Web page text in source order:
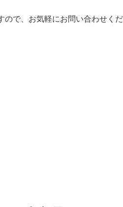
で、お気軽にお問い合わせく